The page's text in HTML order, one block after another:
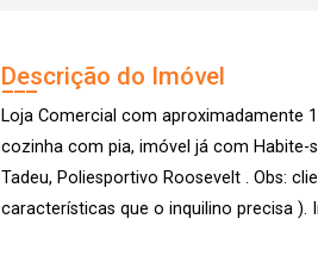
Descrição do Imóvel
Loja Comercial com aproximadamente
cozinha com pia, imóvel já com Habite-
Tadeu, Poliesportivo Roosevelt . Obs:
características que o inquilino precisa ).